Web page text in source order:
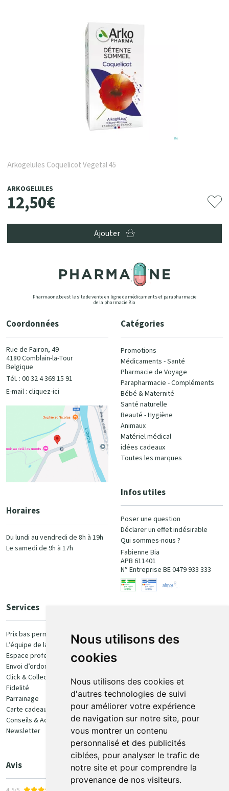
Nous utilisons des
cookies
Nous utilisons des cookies et
d'autres technologies de suivi
pour améliorer votre expérience
de navigation sur notre site, pour
vous montrer un contenu
personnalisé et des publicités
ciblées, pour analyser le trafic de
notre site et pour comprendre la
provenance de nos visiteurs.
Arkogelules Coquelicot Vegetal 45
ARKOGELULES
12,50€
Ajouter
Pharmaone.be est le site de vente en ligne de médicaments et parapharmacie
de la pharmacie Bia
Coordonnées
Rue de Fairon, 49
4180 Comblain-la-Tour
Belgique
Tél. : 00 32 4 369 15 91
E-mail : cliquez-ici
Horaires
Du lundi au vendredi de 8h à 19h
Le samedi de 9h à 17h
Catégories
Promotions
Médicaments - Santé
Pharmacie de Voyage
Parapharmacie - Compléments
Bébé & Maternité
Santé naturelle
Beauté - Hygiène
Animaux
Matériel médical
idées cadeaux
Toutes les marques
Infos utiles
Poser une question
Déclarer un effet indésirable
Qui sommes-nous ?
Fabienne Bia
APB 611401
N° Entreprise BE 0479 933 333
Services
Prix bas permanent
L’équipe de la pharmacie
Espace professionnel
Envoi d’ordonnance
Click & Collect
Fidelité
Parrainage
Carte cadeau
Conseils & Actualités
Newsletter
Avis
100% sécurisé
Retrait et livraison
Retrait en Click & Collect
Livraison à domicile
Livraison en Point Relais